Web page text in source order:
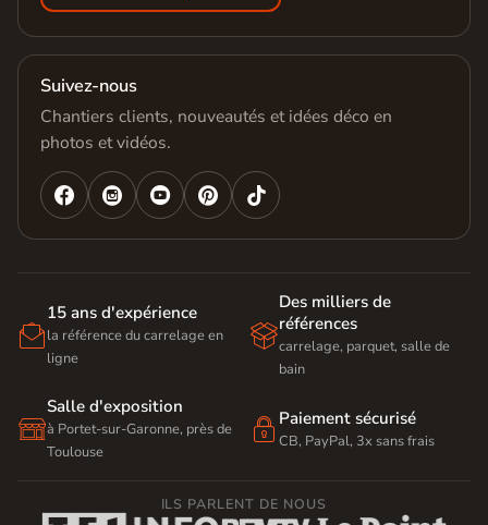
Suivez-nous
Chantiers clients, nouveautés et idées déco en
photos et vidéos.
   

15 ans d'expérience
la référence du carrelage en
ligne

Des milliers de
références
carrelage, parquet, salle de
bain

Salle d'exposition
à Portet-sur-Garonne, près de
Toulouse
 Paiement sécurisé
CB, PayPal, 3x sans frais
ILS PARLENT DE NOUS